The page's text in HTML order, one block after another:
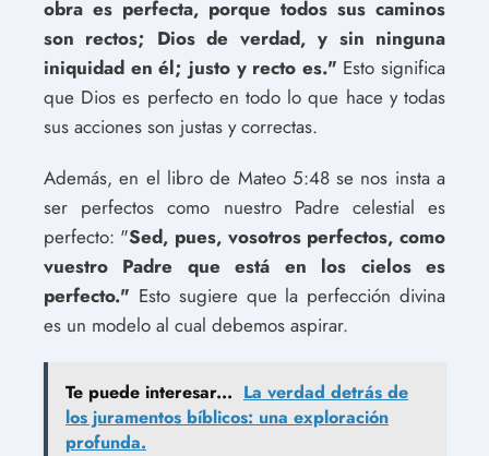
obra es perfecta, porque todos sus caminos
son rectos; Dios de verdad, y sin ninguna
iniquidad en él; justo y recto es." Esto significa
que Dios es perfecto en todo lo que hace y todas
sus acciones son justas y correctas.
Además, en el libro de Mateo 5:48 se nos insta a
ser perfectos como nuestro Padre celestial es
perfecto: "Sed, pues, vosotros perfectos, como
vuestro Padre que está en los cielos es
perfecto." Esto sugiere que la perfección divina
es un modelo al cual debemos aspirar.
Te puede interesar... La verdad detrás de
los juramentos bíblicos: una exploración
profunda.